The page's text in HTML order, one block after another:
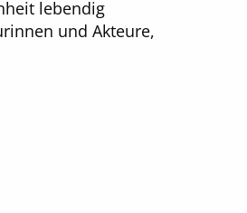
lebendig
und Akteure,